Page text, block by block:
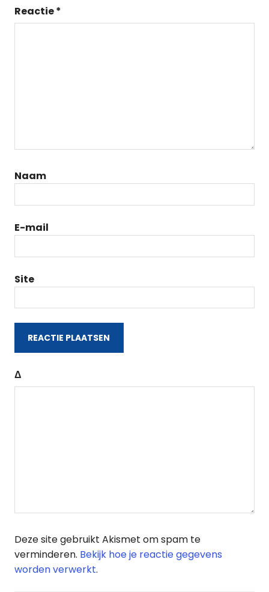
Reactie*
Naam
E-mail
Site
Δ
Deze site gebruikt Akismet om spam te
verminderen. Bekijk hoe je reactie gegevens
worden verwerkt.